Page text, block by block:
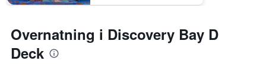
Overnatning i Discovery Bay D
Deck